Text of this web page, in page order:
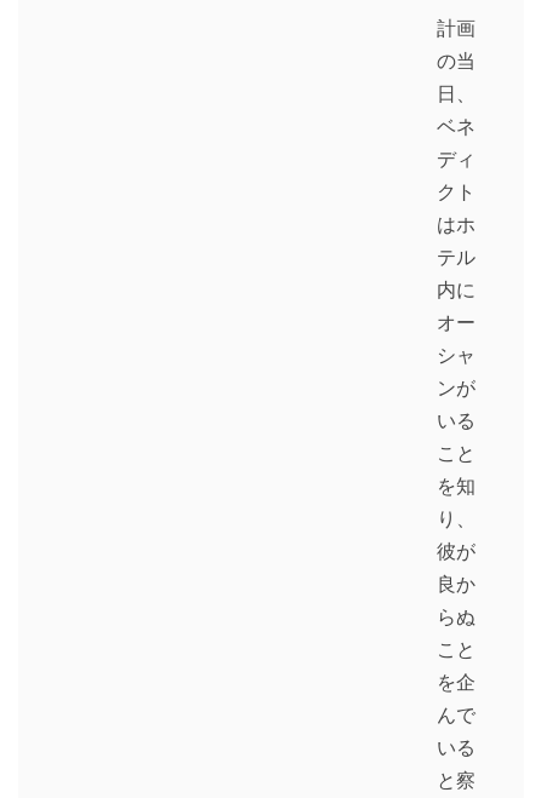
計画
の当
日、
ベネ
ディ
クト
はホ
テル
内に
オー
シャ
ンが
いる
こと
を知
り、
彼が
良か
らぬ
こと
を企
んで
いる
と察